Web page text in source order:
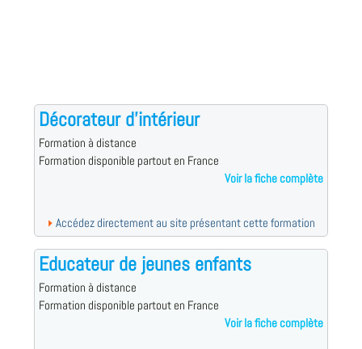
Décorateur d'intérieur
Formation à distance
Formation disponible partout en France
Voir la fiche complète
Accédez directement au site présentant cette formation
Educateur de jeunes enfants
Formation à distance
Formation disponible partout en France
Voir la fiche complète